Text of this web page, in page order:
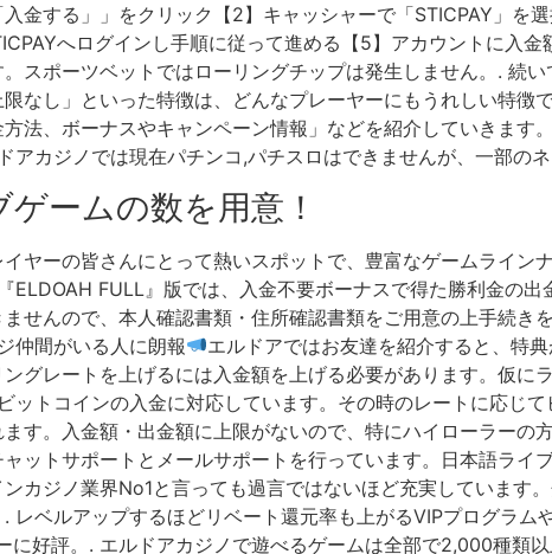
金する」」をクリック【2】キャッシャーで「STICPAY」を
へログインし手順に従って進める【5】アカウントに入
スポーツベットではローリングチップは発生しません。. 続
なし」といった特徴は、どんなプレーヤーにもうれしい特
法、ボーナスやキャンペーン情報」などを紹介していきます
アカジノでは現在パチンコ,パチスロはできませんが、一部の
ームの数を用意！
ヤーの皆さんにとって熱いスポットで、豊富なゲームライ
ELDOAH FULL』版では、入金不要ボーナスで得た勝利金の
せんので、本人確認書類・住所確認書類をご用意の上手続
仲間がいる人に朗報
エルドアではお友達を紹介すると、特
ングレートを上げるには入金額を上げる必要があります。仮
ットコインの入金に対応しています。その時のレートに応じ
す。入金額・出金額に上限がないので、特にハイローラーの
ットサポートとメールサポートを行っています。日本語ラ
カジノ業界No1と言っても過言ではないほど充実しています
レベルアップするほどリベート還元率も上がるVIPプログラ
に好評。. エルドアカジノで遊べるゲームは全部で2,000種類